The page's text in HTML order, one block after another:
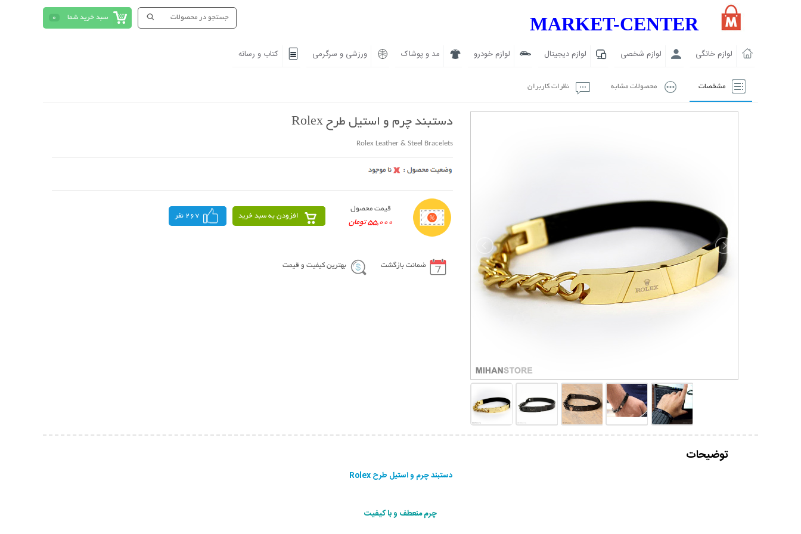
سبد خرید شما 0 MARKET-CENTER
لوازم خانگی لوازم شخصی لوازم دیجیتال لوازم خودرو مد و پوشاک ورزشی و سرگرمی کتاب و رسانه
مشخصات محصولات مشابه نظرات کاربران
دستبند چرم و استیل طرح Rolex
Rolex Leather & Steel Bracelets
قیمت محصول
55,000 تومان
افزودن به سبد خرید 267 نفر
ضمانت بازگشت بهترین کیفیت و قیمت
توضیحات
دستبند چرم و استیل طرح Rolex
چرم منعطف و با کیفیت